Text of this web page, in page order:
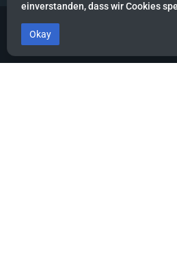
einverstanden, dass wir Cookies
Okay
BibleWiki Articles